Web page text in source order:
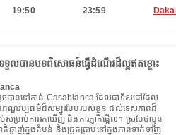
19:50 23:59
ទួលបានបទពិសោធន៍ធ្វើដំណើរដ៏ល្អឥតខ្ចោះ
េចបានទៅកាន់ Casablanca ដែលជាទិសដៅដែល
ភណ្ឌវប្បធម៌ដ៏សម្បូរបែបរបស់ខ្លួន ដល់ទេសភាពដ៏
ម្រាប់ការរកឃើញ និងការភ្ញាក់ផ្អើល។ ស្រមៃថាខ្លួន
តិឆ្ងាញ់ក្នុងតំបន់ និងជ្រួតជ្រាបនៅក្នុងភាពទាក់ទាញ